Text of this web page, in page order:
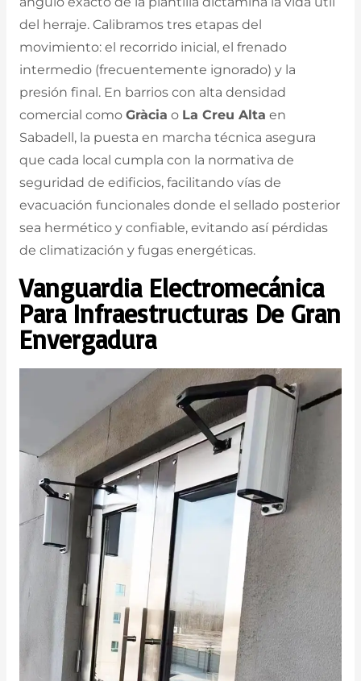
del herraje. Calibramos tres etapas del
movimiento: el recorrido inicial, el frenado
intermedio (frecuentemente ignorado) y la
presión final. En barrios con alta densidad
comercial como Gràcia o La Creu Alta en
Sabadell, la puesta en marcha técnica asegura
que cada local cumpla con la normativa de
seguridad de edificios, facilitando vías de
evacuación funcionales donde el sellado posterior
sea hermético y confiable, evitando así pérdidas
de climatización y fugas energéticas.
Vanguardia Electromecánica
Para Infraestructuras De Gran
Envergadura